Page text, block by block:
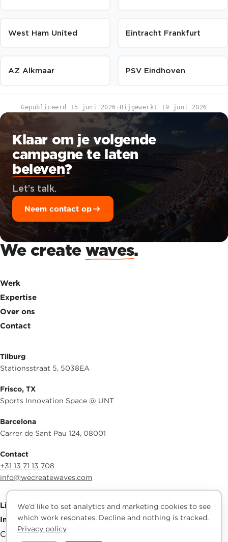
West Ham United Eintracht Frankfurt
AZ Alkmaar PSV Eindhoven
Gepubliceerd 15 juni 2026 · Bijgewerkt 19 juni 2026
Klaar om je volgende
campagne te laten
beleven?
Let’s talk.
Neem contact op
We create waves.
Werk
Expertise
Over ons
Contact
Tilburg
Stationsstraat 5, 5038EA
Frisco, TX
Sports Innovation Space @ UNT
Barcelona
Carrer de Sant Pau 124, 08001
Contact
+31 13 71 13 708
info@wecreatewaves.com
LinkedIn
Instagram
Cookie-instellingen
We’d like to set analytics and marketing cookies to see
which work resonates. Decline and nothing is tracked.
Privacy policy